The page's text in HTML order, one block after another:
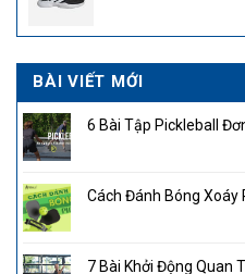
BÀI VIẾT MỚI
6 Bài Tập Pickleball
Cách Đánh Bóng Xoáy
7 Bài Khởi Động Quan